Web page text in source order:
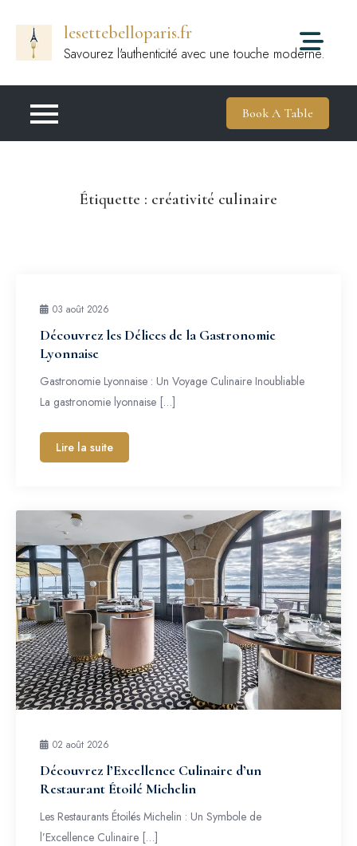
contenu
lesettebelloparis.fr
Savourez l'authenticité avec une touche moderne.
Book A Table
Étiquette : créativité culinaire
03 août 2026
Découvrez les Délices de la Gastronomie
Lyonnaise
Gastronomie Lyonnaise : Un Voyage Culinaire Inoubliable
La gastronomie lyonnaise […]
Lire la suite
02 août 2026
Découvrez l’Excellence Culinaire d’un
Restaurant Étoilé Michelin
Les Restaurants Étoilés Michelin : Un Symbole de
l’Excellence Culinaire […]